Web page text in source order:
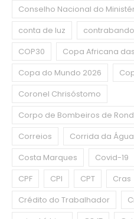
Conselho Nacional do
conta de luz
contrabando
COP30
Copa Africana
Copa do Mundo 2026
Coronel Chrisóstomo
Corpo de Bombeiros de
Correios
Corrida da Água
Costa Marques
Covid-19
CPF
CPI CPT Cras
Crédito do Trabalhador